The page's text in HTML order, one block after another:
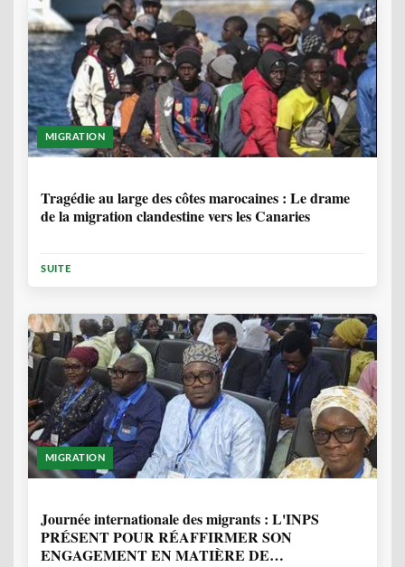
MIGRATION
Tragédie au large des côtes marocaines : Le drame
de la migration clandestine vers les Canaries
SUITE
MIGRATION
Journée internationale des migrants : L'INPS
PRÉSENT POUR RÉAFFIRMER SON
ENGAGEMENT EN MATIÈRE DE